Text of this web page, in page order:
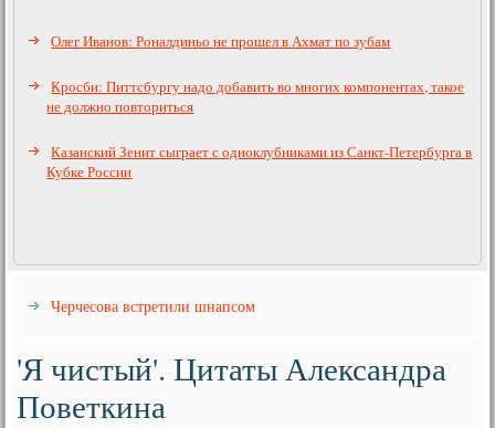
Олег Иванов: Роналдиньо не прошел в Ахмат по зубам
Кросби: Питтсбургу надо добавить во многих компонентах, такое
не должно повториться
Казанский Зенит сыграет с одноклубниками из Санкт-Петербурга в
Кубке России
Черчесова встретили шнапсом
'Я чистый'. Цитаты Александра
Поветкина